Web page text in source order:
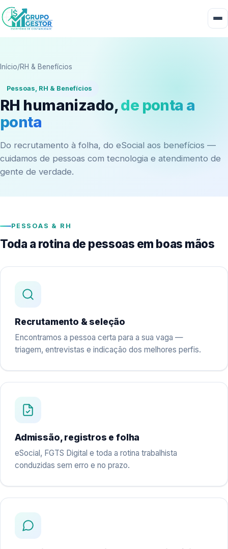
Início/RH & Benefícios
Pessoas, RH & Benefícios
RH humanizado,de ponta a
ponta
Do recrutamento à folha, do eSocial aos benefícios —
cuidamos de pessoas com tecnologia e atendimento de
gente de verdade.
PESSOAS & RH
Toda a rotina de pessoas em boas mãos
Recrutamento & seleção
Encontramos a pessoa certa para a sua vaga —
triagem, entrevistas e indicação dos melhores perfis.
Admissão, registros e folha
eSocial, FGTS Digital e toda a rotina trabalhista
conduzidas sem erro e no prazo.